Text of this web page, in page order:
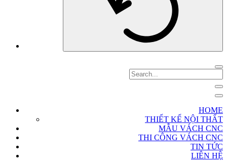
HOME
THIẾT KẾ NỘI THẤT
MẪU VÁCH CNC
THI CÔNG VÁCH CNC
TIN TỨC
LIÊN HỆ